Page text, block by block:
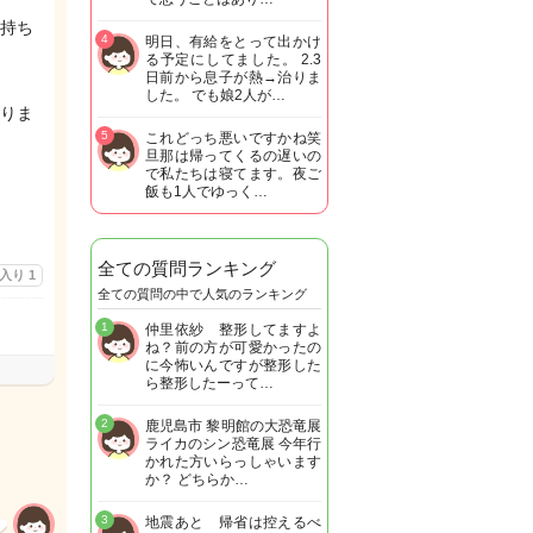
ち
ま
り 1
明日、有給をとって出かけ
る予定にしてました。 2.3
日前から息子が熱→治りま
した。 でも娘2人が…
4
これどっち悪いですかね笑
旦那は帰ってくるの遅いの
で私たちは寝てます。夜ご
飯も1人でゆっく…
5
全ての質問ランキング
全ての質問の中で人気のランキング
仲里依紗 整形してますよ
ね？前の方が可愛かったの
に今怖いんですが整形した
ら整形したーって…
1
鹿児島市 黎明館の大恐竜展
ライカのシン恐竜展 今年行
かれた方いらっしゃいます
か？ どちらか…
2
地震あと 帰省は控えるべ
3